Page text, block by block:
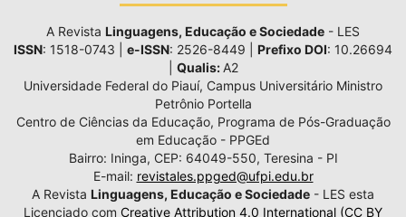
A Revista Linguagens, Educação e Sociedade - LES
ISSN: 1518-0743 | e-ISSN: 2526-8449 | Prefixo DOI: 10.26694
Qualis: A2
Universidade Federal do Piauí, Campus Universitário Ministro
Petrônio Portella
Centro de Ciências da Educação, Programa de Pós-Graduação
em Educação - PPGEd
Bairro: Ininga, CEP: 64049-550, Teresina - PI
E-mail: revistales.ppged@ufpi.edu.br
A Revista Linguagens, Educação e Sociedade - LES esta
Licenciado com Creative Attribution 4.0 International (CC BY